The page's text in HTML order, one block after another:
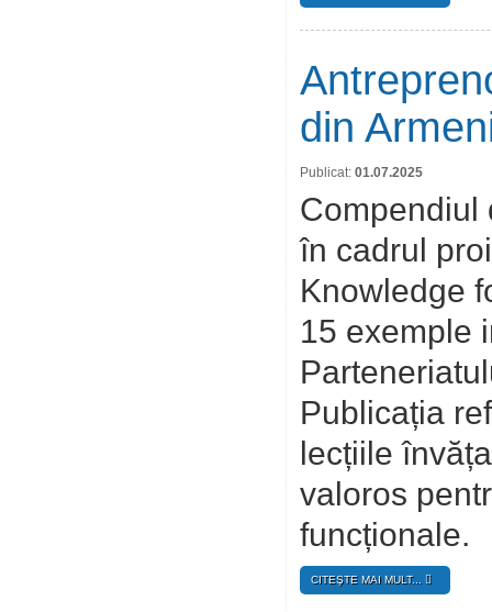
din
Publicat: 01.07.2025
Compendiul
în cadrul
Knowledge
15 exemple
Publicația
lecțiile
valoros
funcționale.
CITEŞTE MAI MULT...